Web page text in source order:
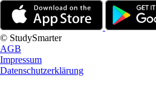
© StudySmarter
AGB
Impressum
Datenschutzerklärung